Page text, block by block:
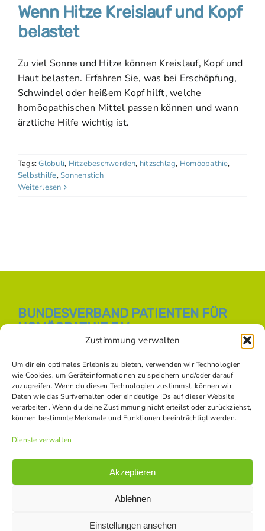
Zustimmung verwalten
Um dir ein optimales Erlebnis zu bieten, verwenden wir Technologien
wie Cookies, um Geräteinformationen zu speichern und/oder darauf
zuzugreifen. Wenn du diesen Technologien zustimmst, können wir
Daten wie das Surfverhalten oder eindeutige IDs auf dieser Website
verarbeiten. Wenn du deine Zustimmung nicht erteilst oder zurückziehst,
können bestimmte Merkmale und Funktionen beeinträchtigt werden.
Dienste verwalten
Akzeptieren
Ablehnen
Einstellungen ansehen
Wenn Hitze Kreislauf und Kopf
belastet
Zu viel Sonne und Hitze können Kreislauf, Kopf und
Haut belasten. Erfahren Sie, was bei Erschöpfung,
Schwindel oder heißem Kopf hilft, welche
homöopathischen Mittel passen können und wann
ärztliche Hilfe wichtig ist.
Tags:Globuli, Hitzebeschwerden, hitzschlag, Homöopathie,
Selbsthilfe,Sonnenstich
Weiterlesen
BUNDESVERBAND PATIENTEN FÜR
HOMÖOPATHIE E.V.
E-Mail:
info [at] bph-online.de
Webseite:Homöopathie Online
SOZIALE NETZWERKE